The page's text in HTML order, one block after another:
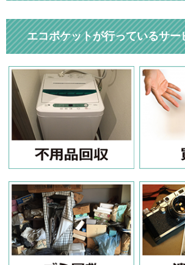
エコポケットが行っているサー